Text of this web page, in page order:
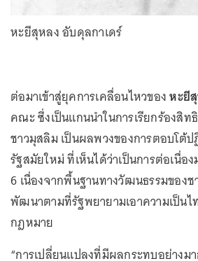
หะยีสุหลง อับดุลกาเดร์
ต่อมาเข้าสู่ยุคการเคลื่อนไหวของหะยี
คณะ ซึ่งเป็นแกนนำในการเรียกร้องสิ
ชาวมุสลิม เป็นผลพวงของการตอบโต้
รัฐสมัยใหม่ ที่เห็นได้ว่าเป็นการต่อเนื่อ
6 เนื่องจากพื้นฐานทางวัฒนธรรมของ
พัฒนาตามที่รัฐพยายามเอาความเป็นไ
กฎหมาย
“การเปลี่ยนแปลงที่มีผลกระทบอย่าง